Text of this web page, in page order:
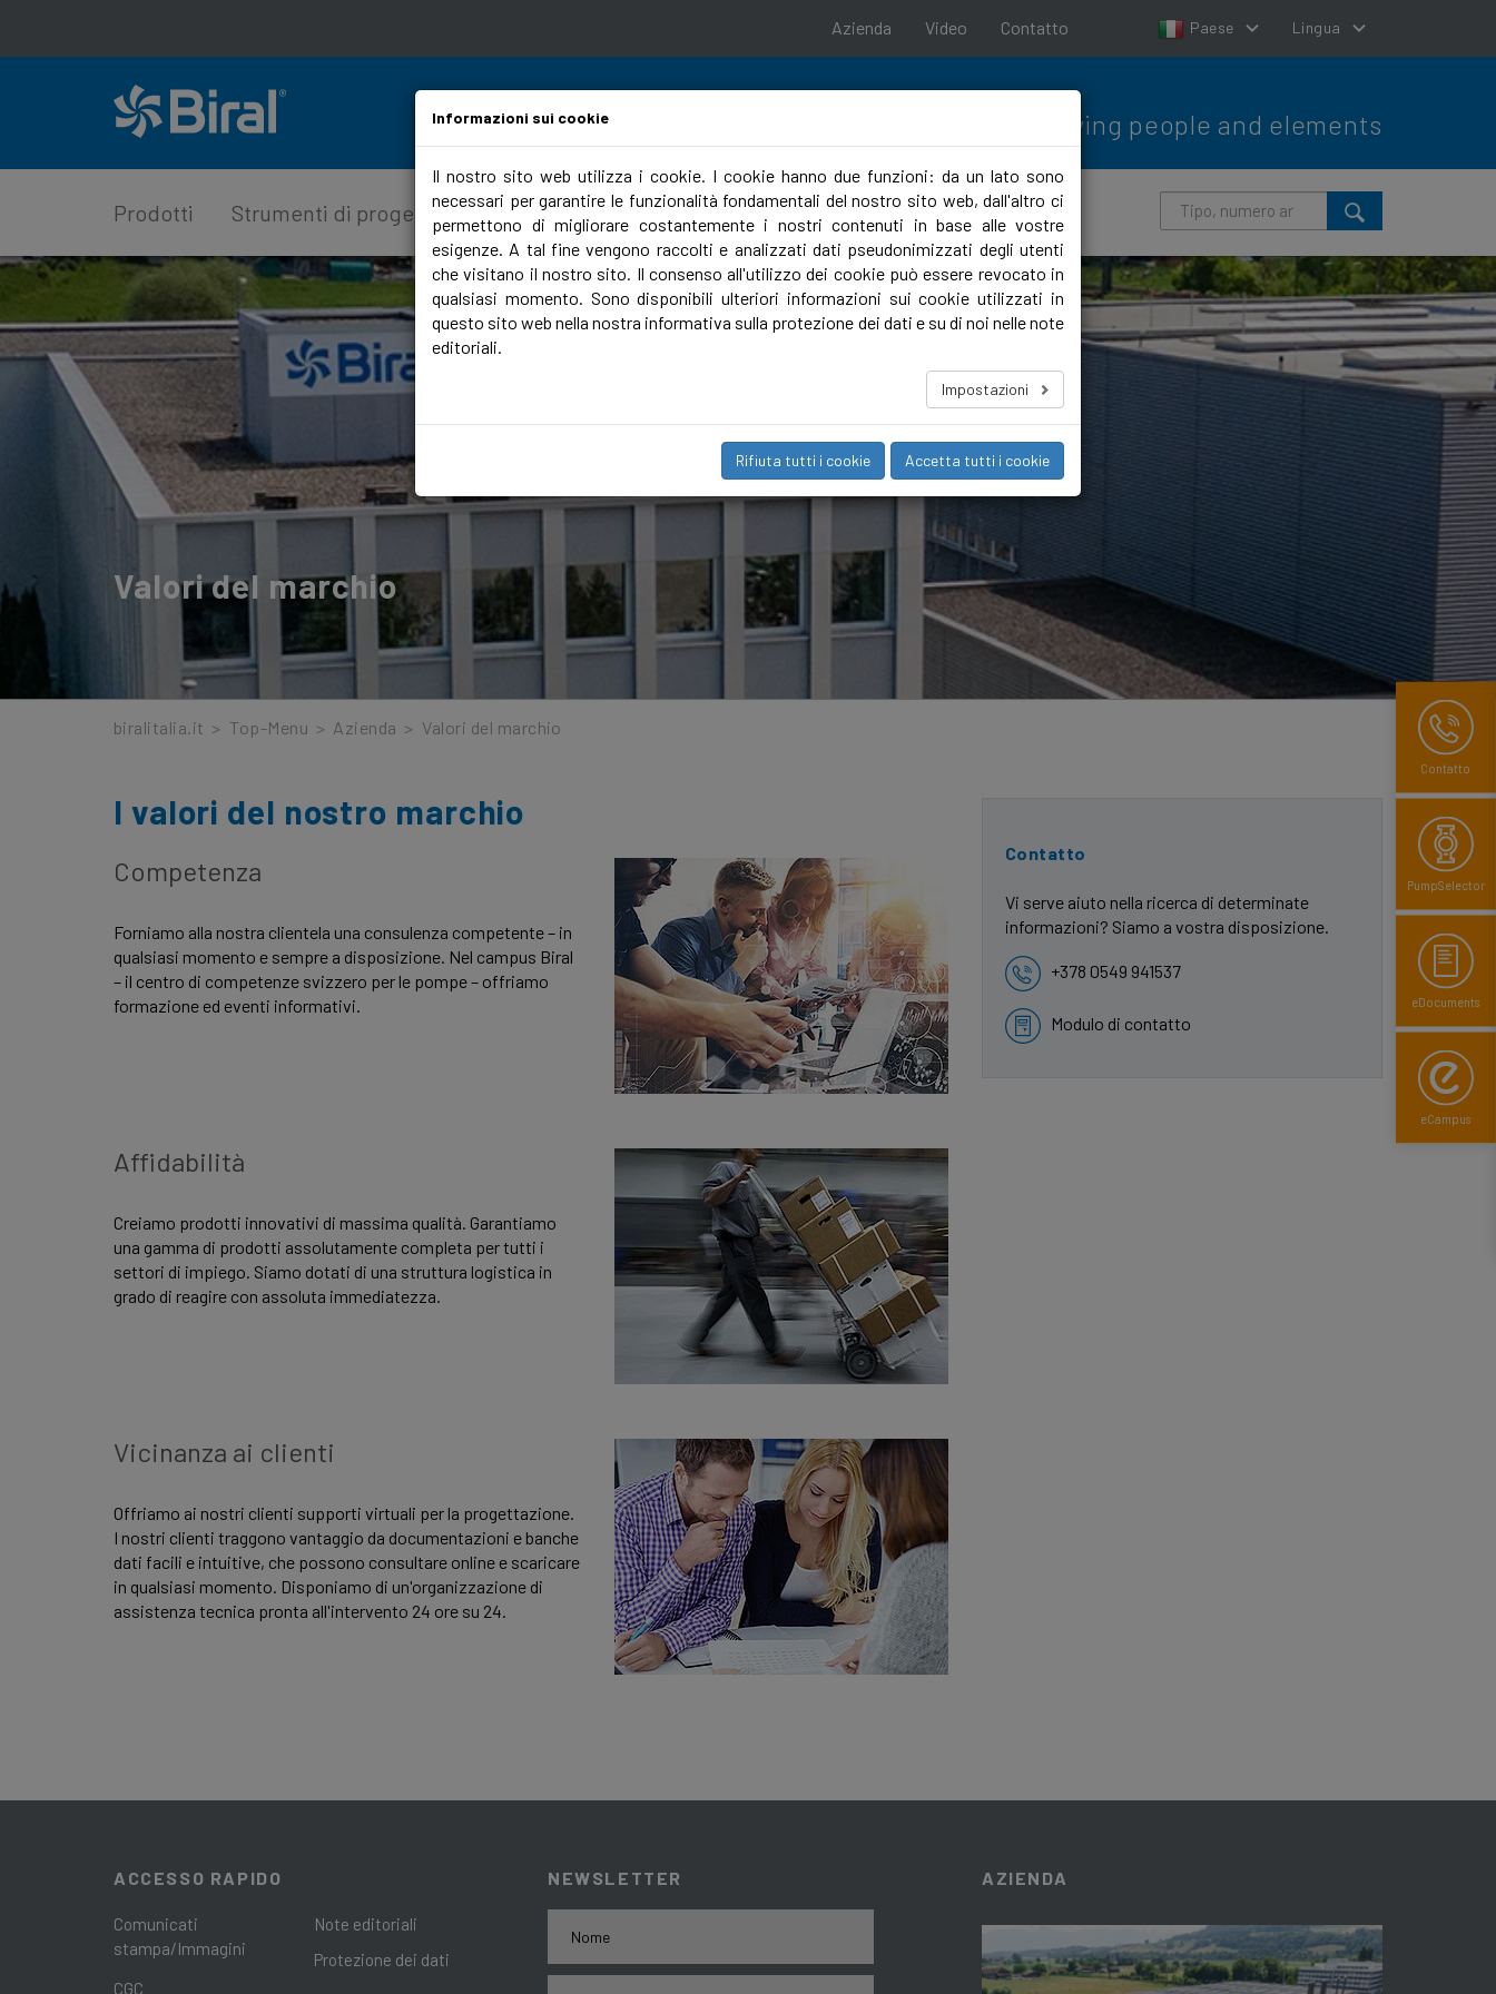
Paese Lingua
Azienda Video Contatto
Moving people and elements
Prodotti Strumenti di progettazione Campus
Contatto
PumpSelector
eDocuments
eCampus
Valori del marchio
biralitalia.it > Top-Menu > Azienda > Valori del marchio
I valori del nostro marchio
Competenza
Forniamo alla nostra clientela una consulenza competente – in
qualsiasi momento e sempre a disposizione. Nel campus Biral
– il centro di competenze svizzero per le pompe – offriamo
formazione ed eventi informativi.
Affidabilità
Creiamo prodotti innovativi di massima qualità. Garantiamo
una gamma di prodotti assolutamente completa per tutti i
settori di impiego. Siamo dotati di una struttura logistica in
grado di reagire con assoluta immediatezza.
Vicinanza ai clienti
Offriamo ai nostri clienti supporti virtuali per la progettazione.
I nostri clienti traggono vantaggio da documentazioni e banche
dati facili e intuitive, che possono consultare online e scaricare
in qualsiasi momento. Disponiamo di un'organizzazione di
assistenza tecnica pronta all'intervento 24 ore su 24.
Contatto
Vi serve aiuto nella ricerca di determinate
informazioni? Siamo a vostra disposizione.
+378 0549 941537
Modulo di contatto
ACCESSO RAPIDO
Comunicati
stampa/Immagini
CGC
Note editoriali
Protezione dei dati
NEWSLETTER AZIENDA
Informazioni sui cookie
Il nostro sito web utilizza i cookie. I cookie hanno due funzioni: da un lato sono
necessari per garantire le funzionalità fondamentali del nostro sito web, dall'altro ci
permettono di migliorare costantemente i nostri contenuti in base alle vostre
esigenze. A tal fine vengono raccolti e analizzati dati pseudonimizzati degli utenti
che visitano il nostro sito. Il consenso all'utilizzo dei cookie può essere revocato in
qualsiasi momento. Sono disponibili ulteriori informazioni sui cookie utilizzati in
questo sito web nella nostra informativa sulla protezione dei dati e su di noi nelle note
editoriali.
Impostazioni
Rifiuta tutti i cookie Accetta tutti i cookie